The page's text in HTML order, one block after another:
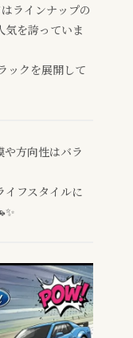
ラインナップの
気を誇っていま
ックを展開して
や方向性はバラ
イフスタイルに